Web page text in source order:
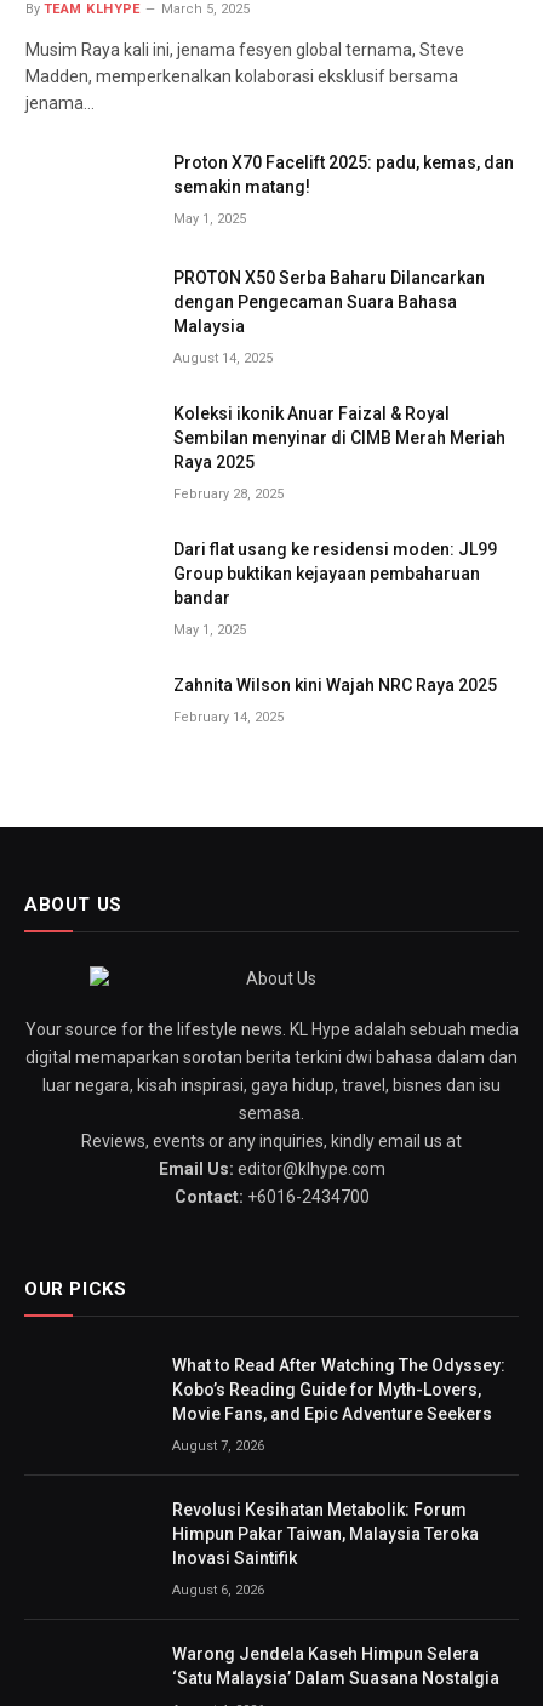
By TEAM KLHYPE March 5, 2025
Musim Raya kali ini, jenama fesyen global ternama, Steve
Madden, memperkenalkan kolaborasi eksklusif bersama
jenama…
Proton X70 Facelift 2025: padu, kemas, dan
semakin matang!
May 1, 2025
PROTON X50 Serba Baharu Dilancarkan
dengan Pengecaman Suara Bahasa
Malaysia
August 14, 2025
Koleksi ikonik Anuar Faizal & Royal
Sembilan menyinar di CIMB Merah Meriah
Raya 2025
February 28, 2025
Dari flat usang ke residensi moden: JL99
Group buktikan kejayaan pembaharuan
bandar
May 1, 2025
Zahnita Wilson kini Wajah NRC Raya 2025
February 14, 2025
ABOUT US
Your source for the lifestyle news. KL Hype adalah sebuah media
digital memaparkan sorotan berita terkini dwi bahasa dalam dan
luar negara, kisah inspirasi, gaya hidup, travel, bisnes dan isu
semasa.
Reviews, events or any inquiries, kindly email us at
Email Us: editor@klhype.com
Contact: +6016-2434700
OUR PICKS
What to Read After Watching The Odyssey:
Kobo’s Reading Guide for Myth-Lovers,
Movie Fans, and Epic Adventure Seekers
August 7, 2026
Revolusi Kesihatan Metabolik: Forum
Himpun Pakar Taiwan, Malaysia Teroka
Inovasi Saintifik
August 6, 2026
Warong Jendela Kaseh Himpun Selera
‘Satu Malaysia’ Dalam Suasana Nostalgia